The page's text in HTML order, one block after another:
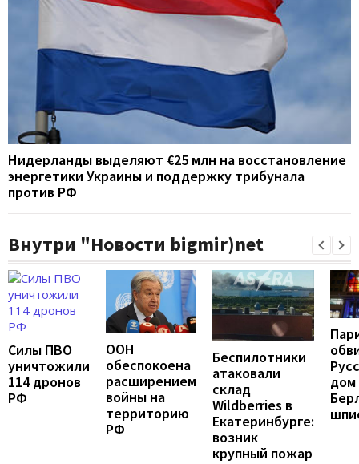
Нидерланды выделяют €25 млн на восстановление
энергетики Украины и поддержку трибунала
против РФ
Внутри "Новости bigmir)net
Силы ПВО
уничтожили
114 дронов
РФ
ООН
обеспокоена
расширением
войны на
территорию
РФ
Беспилотники
атаковали
склад
Wildberries в
Екатеринбурге:
возник
крупный пожар
дом